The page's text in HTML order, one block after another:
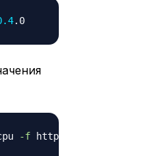
.0
-f